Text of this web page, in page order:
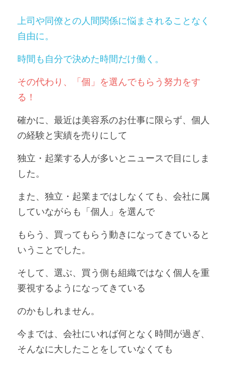
上司や同僚との人間関係に悩まされることなく
自由に。
時間も自分で決めた時間だけ働く。
その代わり、「個」を選んでもらう努力をす
る！
確かに、最近は美容系のお仕事に限らず、個人
の経験と実績を売りにして
独立・起業する人が多いとニュースで目にしま
した。
また、独立・起業まではしなくても、会社に属
していながらも「個人」を選んで
もらう、買ってもらう動きになってきていると
いうことでした。
そして、選ぶ、買う側も組織ではなく個人を重
要視するようになってきている
のかもしれません。
今までは、会社にいれば何となく時間が過ぎ、
そんなに大したことをしていなくても